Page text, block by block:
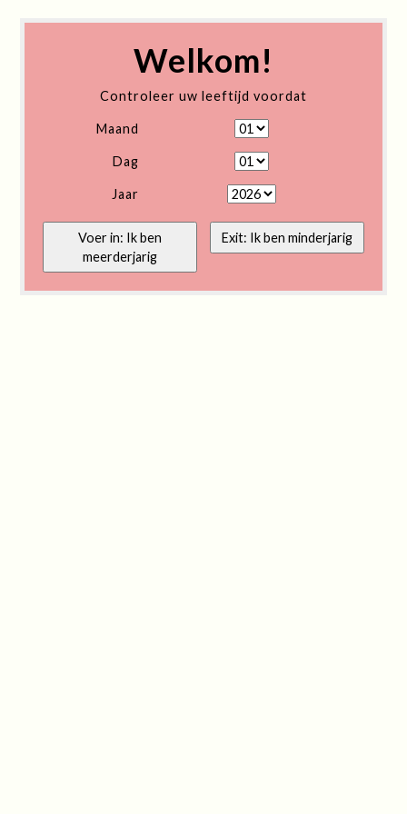
Welkom!
Controleer uw leeftijd voordat
Maand
Dag
Jaar